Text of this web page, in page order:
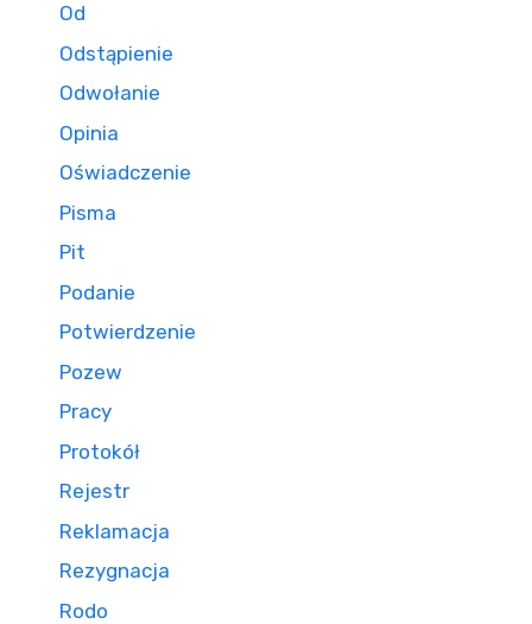
Od
Odstąpienie
Odwołanie
Opinia
Oświadczenie
Pisma
Pit
Podanie
Potwierdzenie
Pozew
Pracy
Protokół
Rejestr
Reklamacja
Rezygnacja
Rodo